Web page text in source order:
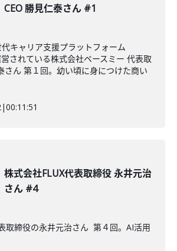
CEO 勝見仁泰さん #1
キャリア支援プラットフォーム
営されている株式会社ベースミー 代表取
さん 第１回。幼い頃に身につけた商い
|00:11:51
株式会社FLUX代表取締役 永井元治
さん #4
取締役の永井元治さん 第４回。AI活用